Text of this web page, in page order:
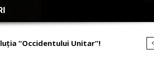
dimineață la ce a pierdut”!